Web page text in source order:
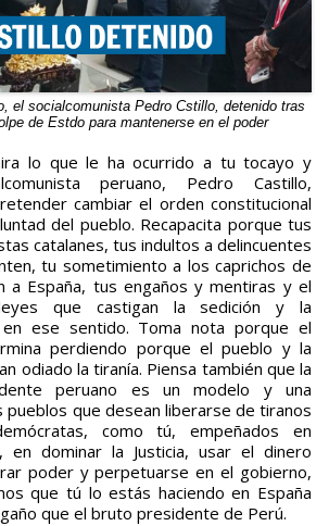
el socialcomunista Pedro Cstillo, detenido tras
de Estdo para mantenerse en el poder
peruano, Pedro Castillo,
cambiar el orden constitucional
del pueblo. Recapacita porque tus
catalanes, tus indultos a delincuentes
tu sometimiento a los caprichos de
a España, tus engaños y mentiras y el
que castigan la sedición y la
en ese sentido. Toma nota porque el
perdiendo porque el pueblo y la
odiado la tiranía. Piensa también que la
peruano es un modelo y una
pueblos que desean liberarse de tiranos
como tú, empeñados en
en dominar la Justicia, usar el dinero
poder y perpetuarse en el gobierno,
que tú lo estás haciendo en España
que el bruto presidente de Perú.